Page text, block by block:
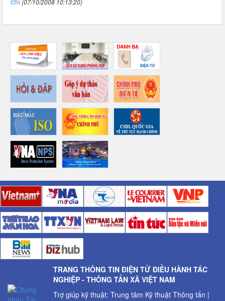
(07/10/2008 10:13:20)
TRANG THÔNG TIN ĐIỆN TỬ ĐIỀU HÀNH TÁC
NGHIỆP - THÔNG TẤN XÃ VIỆT NAM
Trợ giúp kỹ thuật: Trung tâm Kỹ thuật Thông tấn |